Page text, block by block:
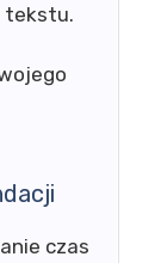
tekstu.
czas